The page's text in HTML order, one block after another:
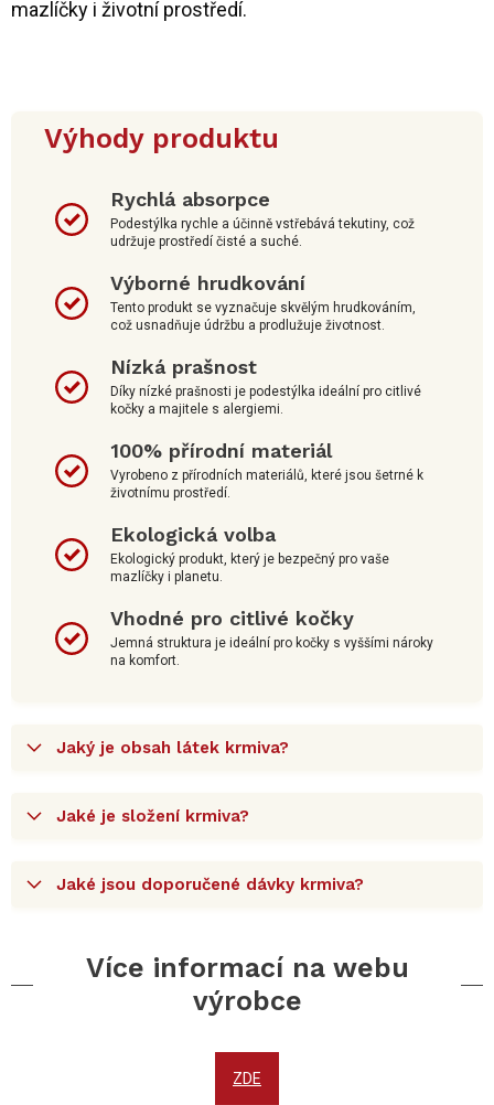
mazlíčky i životní prostředí.
Výhody produktu
Rychlá absorpce
Podestýlka rychle a účinně vstřebává tekutiny, což
udržuje prostředí čisté a suché.
Výborné hrudkování
Tento produkt se vyznačuje skvělým hrudkováním,
což usnadňuje údržbu a prodlužuje životnost.
Nízká prašnost
Díky nízké prašnosti je podestýlka ideální pro citlivé
kočky a majitele s alergiemi.
100% přírodní materiál
Vyrobeno z přírodních materiálů, které jsou šetrné k
životnímu prostředí.
Ekologická volba
Ekologický produkt, který je bezpečný pro vaše
mazlíčky i planetu.
Vhodné pro citlivé kočky
Jemná struktura je ideální pro kočky s vyššími nároky
na komfort.
Jaký je obsah látek krmiva?
Jaké je složení krmiva?
Jaké jsou doporučené dávky krmiva?
Více informací na webu
výrobce
ZDE